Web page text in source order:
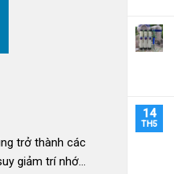
trở thành các
giảm trí nhớ…
14
TH5